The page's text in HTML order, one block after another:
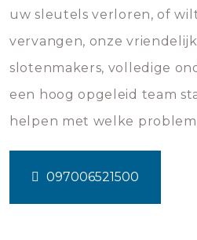
uw sleutels verloren, of
vervangen, onze
slotenmakers, volledige
een hoog opgeleid team
helpen met welke
097006521500